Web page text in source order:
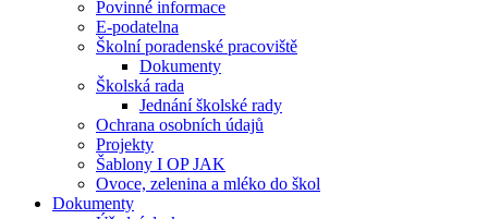
Povinné informace
E-podatelna
Školní poradenské pracoviště
Dokumenty
Školská rada
Jednání školské rady
Ochrana osobních údajů
Projekty
Šablony I OP JAK
Ovoce, zelenina a mléko do škol
Dokumenty